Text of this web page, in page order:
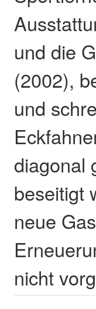
und die
(2002),
und
diagonal
beseitigt
neue
nicht